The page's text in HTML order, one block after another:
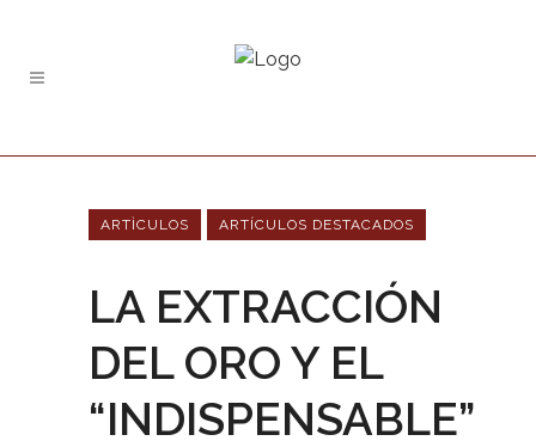
ARTÌCULOS ARTÍCULOS DESTACADOS
LA EXTRACCIÓN
DEL ORO Y EL
“INDISPENSABLE”